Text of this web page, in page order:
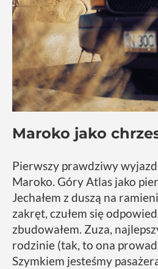
Maroko jako
Pierwszy prawdziwy
Maroko. Góry Atlas jako
Jechałem z duszą na
zakręt, czułem się
zbudowałem. Zuza,
rodzinie (tak, to ona
Szymkiem jesteśmy